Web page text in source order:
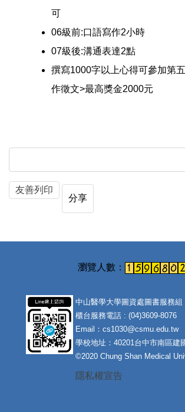
可
06級前:口語寫作2小時
07級後:溝通表達2點
撰寫1000字以上心得可參加第
作徵文>最高獎金2000元
友善列印
分享
中山醫學大學圖資處圖書服務組
櫃台服務電話 : (04)3609-8076
Email：cs1030@csmu.edu.tw
學校地址：40201台中市南區建
©2020 Chung Shan Medical
隱私權宣告